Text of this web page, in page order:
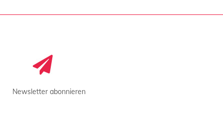
Newsletter abonnieren